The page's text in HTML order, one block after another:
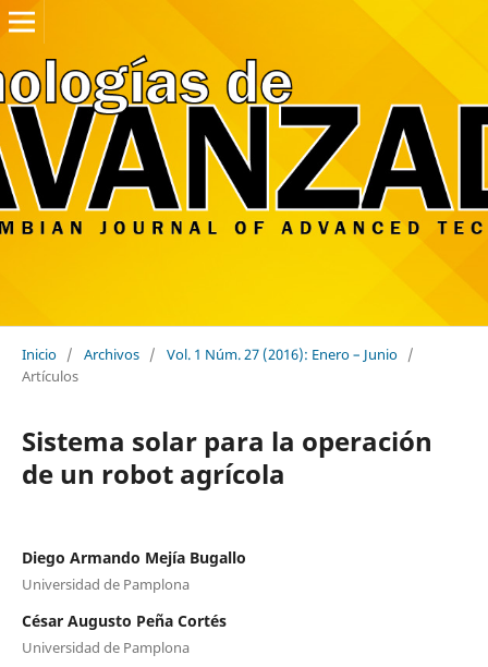
Inicio / Archivos / Vol. 1 Núm. 27 (2016): Enero – Junio /
Artículos
Sistema solar para la operación
de un robot agrícola
Diego Armando Mejía Bugallo
Universidad de Pamplona
César Augusto Peña Cortés
Universidad de Pamplona